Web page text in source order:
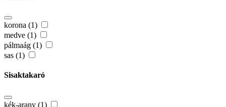
korona (1)
medve (1)
pálmaág (1)
sas (1)
Sisaktakaró
kék-arany (1)